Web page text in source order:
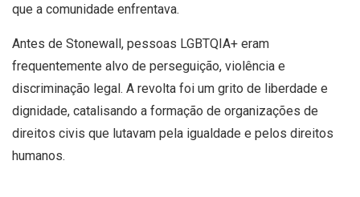
que a comunidade enfrentava.
Antes de Stonewall, pessoas LGBTQIA+ eram
frequentemente alvo de perseguição, violência e
discriminação legal. A revolta foi um grito de liberdade e
dignidade, catalisando a formação de organizações de
direitos civis que lutavam pela igualdade e pelos direitos
humanos.